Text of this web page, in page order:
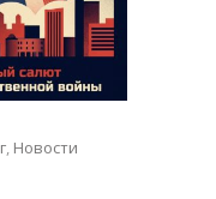
, Новости